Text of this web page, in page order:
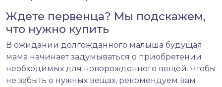
Ждете первенца? Мы подскажем,
что нужно купить
В ожидании долгожданного малыша будущая
мама начинает задумываться о приобретении
необходимых для новорожденного вещей. Чтобы
не забыть о нужных вещах, рекомендуем вам